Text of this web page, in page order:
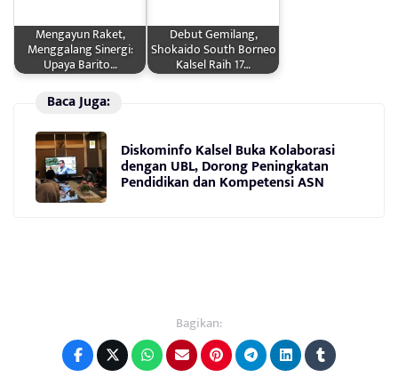
Mengayun Raket,
Menggalang Sinergi:
Upaya Barito…
Debut Gemilang,
Shokaido South Borneo
Kalsel Raih 17…
Baca Juga:
Diskominfo Kalsel Buka Kolaborasi
dengan UBL, Dorong Peningkatan
Pendidikan dan Kompetensi ASN
Bagikan: